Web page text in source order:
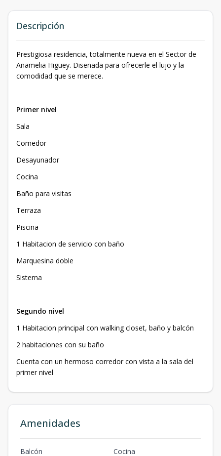
Descripción
Prestigiosa residencia, totalmente nueva en el Sector de
Anamelia Higuey. Diseñada para ofrecerle el lujo y la
comodidad que se merece.
Primer nivel
Sala
Comedor
Desayunador
Cocina
Baño para visitas
Terraza
Piscina
1 Habitacion de servicio con baño
Marquesina doble
Sisterna
Segundo nivel
1 Habitacion principal con walking closet, baño y balcón
2 habitaciones con su baño
Cuenta con un hermoso corredor con vista a la sala del
primer nivel
Amenidades
Balcón Cocina